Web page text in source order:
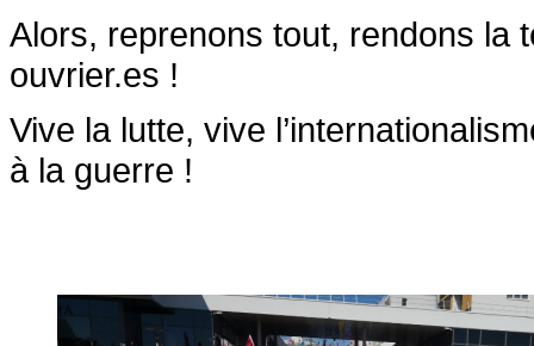
Alors, reprenons tout, rendons la
ouvrier.es !
Vive la lutte, vive
à la guerre !